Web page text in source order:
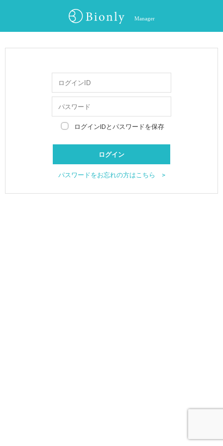
Manager
ログインIDとパスワードを保存
パスワードをお忘れの方はこちら >